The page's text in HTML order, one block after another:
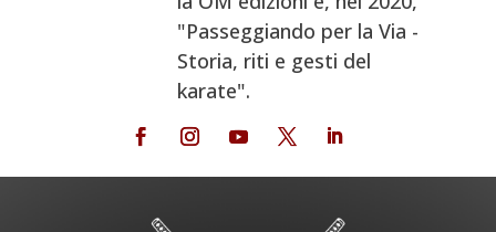
"Passeggiando per la Via -
Storia, riti e gesti del
karate".